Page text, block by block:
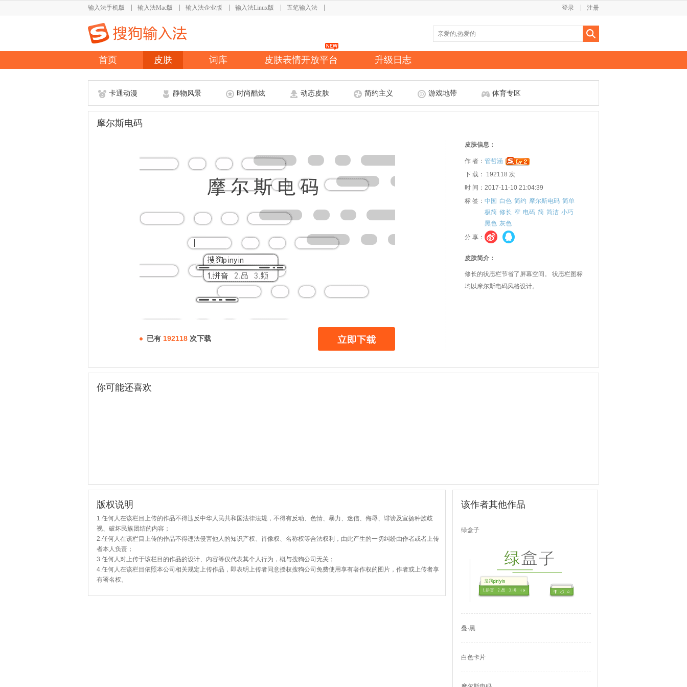
输入法手机版 输入法Mac版 输入法企业版 输入法Linux版 五笔输入法 注册
登录
首页 皮肤 词库 皮肤表情开放平台 升级日志
卡通动漫 静物风景 时尚酷炫 动态皮肤 简约主义 游戏地带 体育专区
摩尔斯电码
已有 192118 次下载
皮肤信息：
作 者： 管哲涵
下 载： 192118 次
时 间：2017-11-10 21:04:39
标 签： 中国 白色 简约 摩尔斯电码 简单
极简 修长 窄 电码 简 简洁 小巧
黑色 灰色
分 享：
皮肤简介：
修长的状态栏节省了屏幕空间。 状态栏图标
均以摩尔斯电码风格设计。
你可能还喜欢
版权说明
1.任何人在该栏目上传的作品不得违反中华人民共和国法律法规，不得有反动、色情、暴力、迷信、侮辱、诽谤及宣扬种族歧
视、破坏民族团结的内容；
2.任何人在该栏目上传的作品不得违法侵害他人的知识产权、肖像权、名称权等合法权利，由此产生的一切纠纷由作者或者上传
者本人负责；
3.任何人对上传于该栏目的作品的设计、内容等仅代表其个人行为，概与搜狗公司无关；
4.任何人在该栏目依照本公司相关规定上传作品，即表明上传者同意授权搜狗公司免费使用享有著作权的图片，作者或上传者享
有署名权。
该作者其他作品
绿盒子
叠·黑
白色卡片